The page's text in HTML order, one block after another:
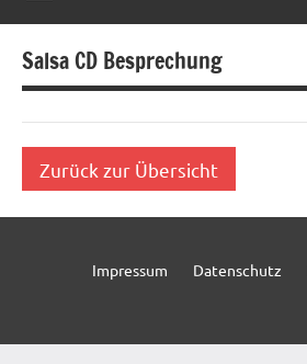
Salsa CD Besprechung
Zurück zur Übersicht
Impressum Datenschutz